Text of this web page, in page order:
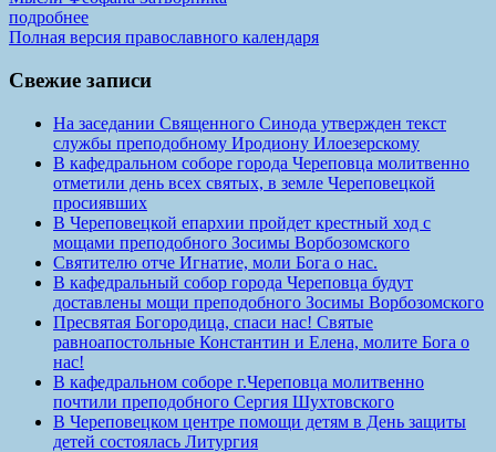
подробнее
Полная версия православного календаря
Свежие записи
На заседании Священного Синода утвержден текст
службы преподобному Иродиону Илоезерскому
В кафедральном соборе города Череповца молитвенно
отметили день всех святых, в земле Череповецкой
просиявших
В Череповецкой епархии пройдет крестный ход с
мощами преподобного Зосимы Ворбозомского
Святителю отче Игнатие, моли Бога о нас.
В кафедральный собор города Череповца будут
доставлены мощи преподобного Зосимы Ворбозомского
Пресвятая Богородица, спаси нас! Святые
равноапостольные Константин и Елена, молите Бога о
нас!
В кафедральном соборе г.Череповца молитвенно
почтили преподобного Сергия Шухтовского
В Череповецком центре помощи детям в День защиты
детей состоялась Литургия